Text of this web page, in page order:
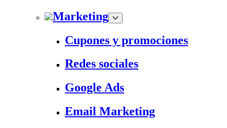
Marketing
Cupones y promociones
Redes sociales
Google Ads
Email Marketing